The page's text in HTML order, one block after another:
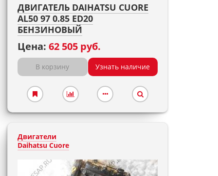
ДВИГАТЕЛЬ DAIHATSU CUORE
AL50 97 0.85 ED20
БЕНЗИНОВЫЙ
Цена: 62 505 руб.
В корзину Узнать наличие
Двигатели
Daihatsu Cuore